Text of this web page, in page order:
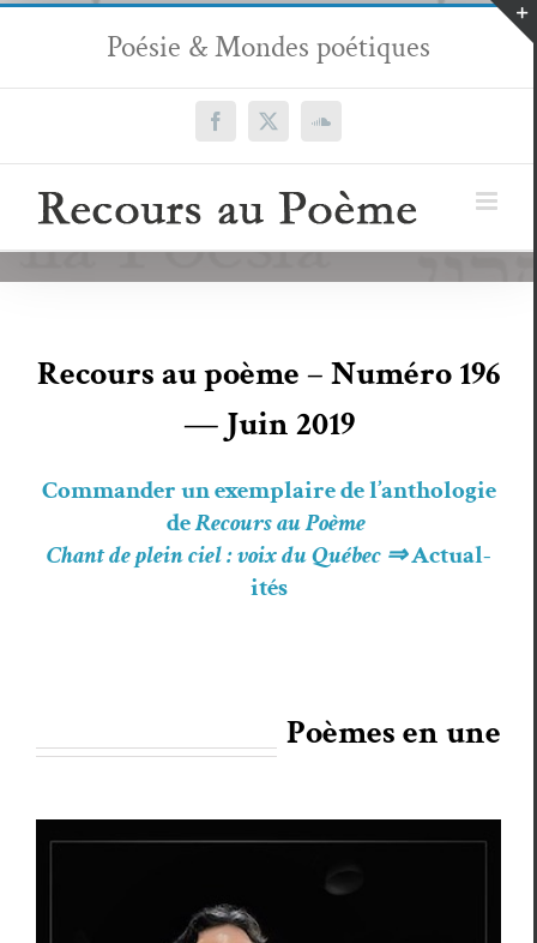
Passer
contenu
Poésie & Mondes poétiques
Facebook
X SoundCloud
Recours au poème – Numéro 196
— Juin 2019
Com­man­derun exem­plaire de l’an­tholo­gie
deRecours au Poème
Chant de plein ciel : voix du Québec ⇒Actu­al­
ités
Poèmes en une